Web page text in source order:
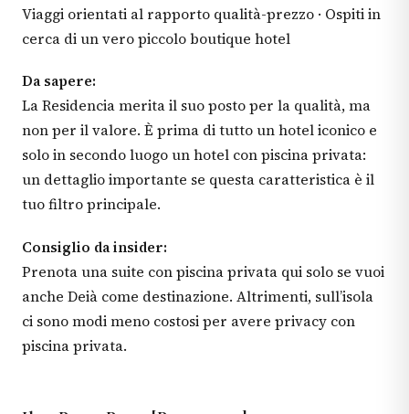
Viaggi orientati al rapporto qualità-prezzo · Ospiti in
cerca di un vero piccolo boutique hotel
Da sapere:
La Residencia merita il suo posto per la qualità, ma
non per il valore. È prima di tutto un hotel iconico e
solo in secondo luogo un hotel con piscina privata:
un dettaglio importante se questa caratteristica è il
tuo filtro principale.
Consiglio da insider:
Prenota una suite con piscina privata qui solo se vuoi
anche Deià come destinazione. Altrimenti, sull’isola
ci sono modi meno costosi per avere privacy con
piscina privata.